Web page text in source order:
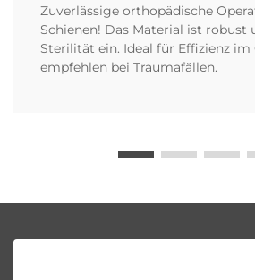
Zuverlässige orthopädische
Schienen! Das Material ist robust
Sterilität ein. Ideal für Effizienz im
empfehlen bei Traumafällen.